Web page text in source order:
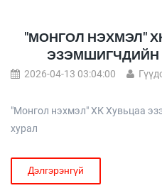
"МОНГОЛ НЭХМЭЛ"
ЭЗЭМШИГЧДИЙН
2026-04-13 03:04:00
"Монгол нэхмэл" ХК Хувьцаа
хурал
Дэлгэрэнгүй